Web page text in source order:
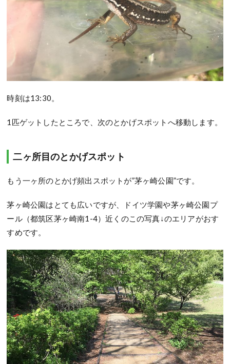
時刻は13:30。
1匹ゲットしたところで、次のとかげスポットへ移動します。
二ヶ所目のとかげスポット
もう一ヶ所のとかげ頻出スポットが”茅ヶ崎公園”です。
茅ヶ崎公園はとても広いですが、ドイツ学園や茅ヶ崎公園プ
ール（都筑区茅ヶ崎南1-4）近くのこの写真↓のエリアがおす
すめです。